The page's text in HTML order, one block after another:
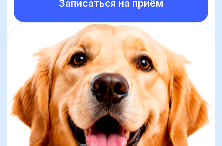
ЭКГ и УЗИ
сердца
На современных
оборудованиях